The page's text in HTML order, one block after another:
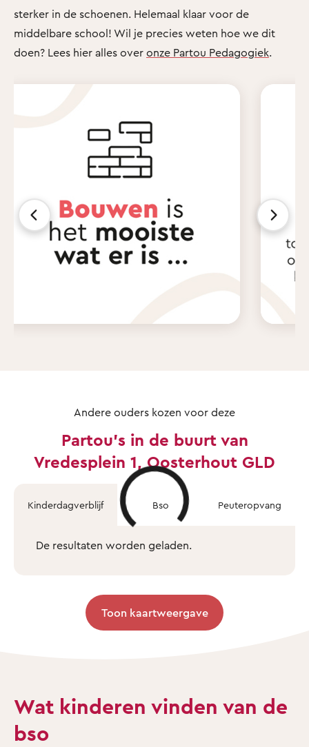
sterker in de schoenen. Helemaal klaar voor de
middelbare school! Wil je precies weten hoe we dit
doen? Lees hier alles over onze Partou Pedagogiek.
Andere ouders kozen voor deze
Partou's in de buurt van
Vredesplein 1, Oosterhout GLD
Kinderdagverblijf Bso Peuteropvang
De resultaten worden geladen.
Toon kaartweergave
Wat kinderen vinden van de
bso